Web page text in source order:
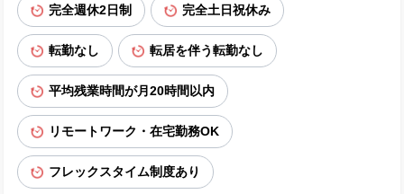
完全週休2日制 完全土日祝休み
転勤なし 転居を伴う転勤なし
平均残業時間が月20時間以内
リモートワーク・在宅勤務OK
フレックスタイム制度あり